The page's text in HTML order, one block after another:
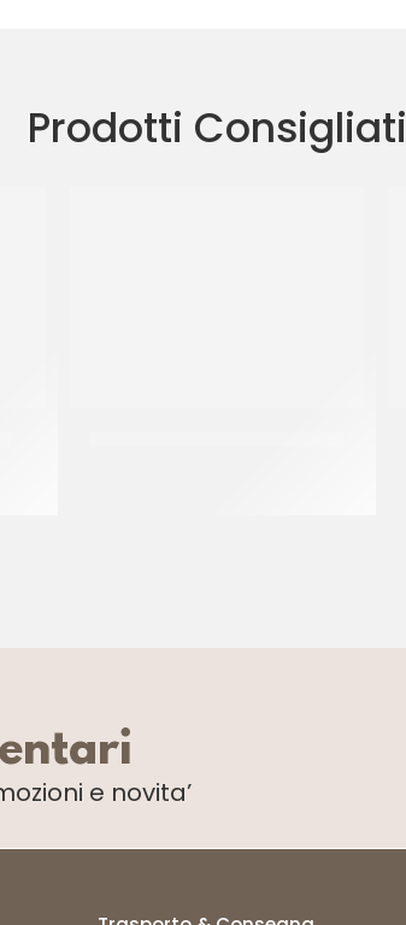
Prodotti Consigliati
e novita’